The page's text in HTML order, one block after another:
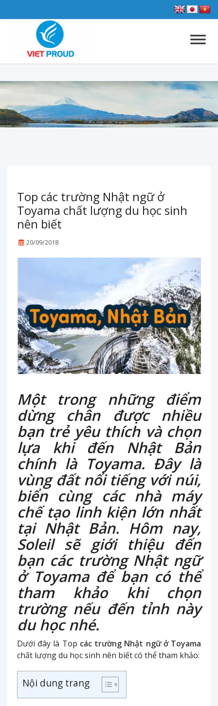
Top các trường Nhật ngữ ở
Toyama chất lượng du học sinh
nên biết
20/09/2018
Một trong những điểm
dừng chân được nhiều
bạn trẻ yêu thích và chọn
lựa khi đến Nhật Bản
chính là Toyama. Đây là
vùng đất nổi tiếng với núi,
biển cùng các nhà máy
chế tạo linh kiện lớn nhất
tại Nhật Bản. Hôm nay,
Soleil sẽ giới thiệu đến
bạn các trường Nhật ngữ
ở Toyama để bạn có thể
tham khảo khi chọn
trường nếu đến tỉnh này
du học nhé.
Dưới đây là Top các trường Nhật ngữ ở Toyama
chất lượng du học sinh nên biết có thể tham khảo:
Nội dung trang